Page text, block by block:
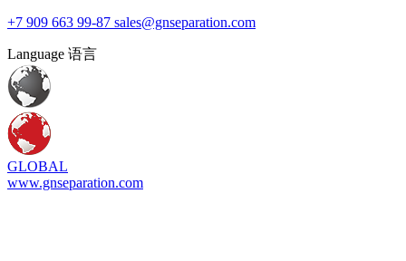
+7 909 663 99-87 sales@gnseparation.com
Language 语言
GLOBAL
www.gnseparation.com